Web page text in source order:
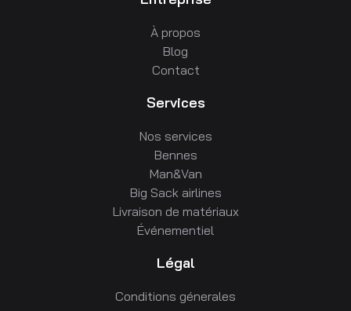
À propos
Blog
Contact
Services
Nos services
Bennes
Man&Van
Big Sack airlines
Livraison de matériaux
Événementiel
Légal
Conditions génerales